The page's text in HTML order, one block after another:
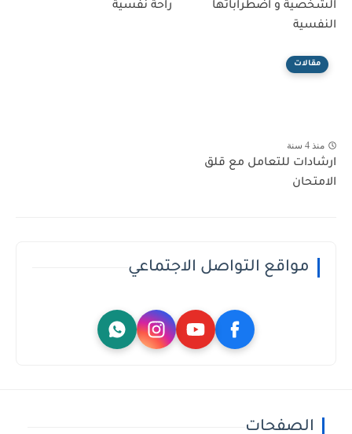
الشخصية و اضطراباتها
النفسية
راحة نفسية
مقالات
منذ 4 سنة
ارشادات للتعامل مع قلق
الامتحان
مواقع التواصل الاجتماعي
الصفحات